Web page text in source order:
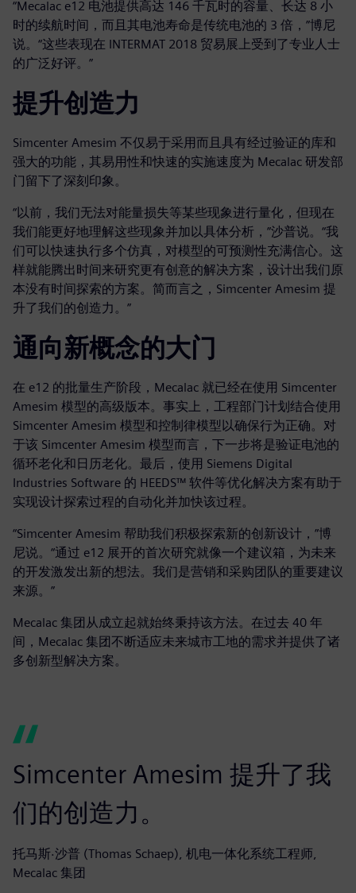
“Mecalac e12 电池提供高达 146 千瓦时的容量、长达 8 小
时的续航时间，而且其电池寿命是传统电池的 3 倍，”博尼
说。“这些表现在 INTERMAT 2018 贸易展上受到了专业人士
的广泛好评。”
提升创造力
Simcenter Amesim 不仅易于采用而且具有经过验证的库和
强大的功能，其易用性和快速的实施速度为 Mecalac 研发部
门留下了深刻印象。
“以前，我们无法对能量损失等某些现象进行量化，但现在
我们能更好地理解这些现象并加以具体分析，”沙普说。“我
们可以快速执行多个仿真，对模型的可预测性充满信心。这
样就能腾出时间来研究更有创意的解决方案，设计出我们原
本没有时间探索的方案。简而言之，Simcenter Amesim 提
升了我们的创造力。”
通向新概念的大门
在 e12 的批量生产阶段，Mecalac 就已经在使用 Simcenter
Amesim 模型的高级版本。事实上，工程部门计划结合使用
Simcenter Amesim 模型和控制律模型以确保行为正确。对
于该 Simcenter Amesim 模型而言，下一步将是验证电池的
循环老化和日历老化。最后，使用 Siemens Digital
Industries Software 的 HEEDS™ 软件等优化解决方案有助于
实现设计探索过程的自动化并加快该过程。
“Simcenter Amesim 帮助我们积极探索新的创新设计，”博
尼说。“通过 e12 展开的首次研究就像一个建议箱，为未来
的开发激发出新的想法。我们是营销和采购团队的重要建议
来源。”
Mecalac 集团从成立起就始终秉持该方法。在过去 40 年
间，Mecalac 集团不断适应未来城市工地的需求并提供了诸
多创新型解决方案。
Simcenter Amesim 提升了我
们的创造力。
托马斯·沙普 (Thomas Schaep), 机电一体化系统工程师,
Mecalac 集团